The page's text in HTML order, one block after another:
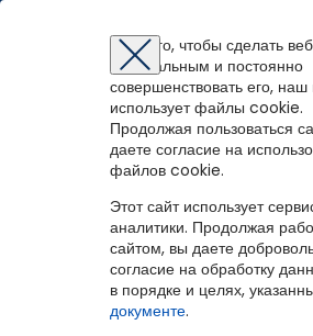
Северодвинск)
Вернуться назад
Великий Гэтсби
Для того, чтобы сделать
оптимальным и постоянно
совершенствовать его,
использует файлы cookie.
Продолжая пользоваться
даете согласие на
файлов cookie.
Этот сайт использует
аналитики. Продолжая
сайтом, вы даете
согласие на обработку
в порядке и целях,
документе.
Перейти на портал
Авторизация
Для того чтобы получить доступ к
записям вебинаров необходимо
Если у вас еще нет учетной записи,
Запомнить меня
Восстановление
Восстановить
Введите эл.почту, привязанную к
неё мы отправим ссылку для
Регистрация на
Зарегистрированные пользователи
методическим рекомендациям,
библиографическим и другим
также к записям вебинаров.
Ошибка регистрации.Перезагрузите
снова
Вы успешно зарегистрированы!
зарегистрироваться